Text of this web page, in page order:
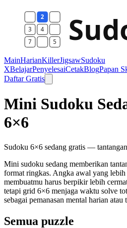
MainHarianKillerJigsawSudoku
XBelajarPenyelesaiCetakBlogPapan
Daftar Gratis
Mini Sudoku
6×6
Sudoku 6×6 sedang gratis —
Mini sudoku sedang memberikan
format ringkas. Angka awal yang
membuatmu harus berpikir lebih
tetapi grid 6×6 menjaga waktu solve
sebagai pemanasan mental harian atau
Semua puzzle